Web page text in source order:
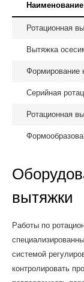
Наименование
Ротационная
Вытяжка
Формирование
Серийная
Ротационная
вытяжки
Работы по
системой
контролировать